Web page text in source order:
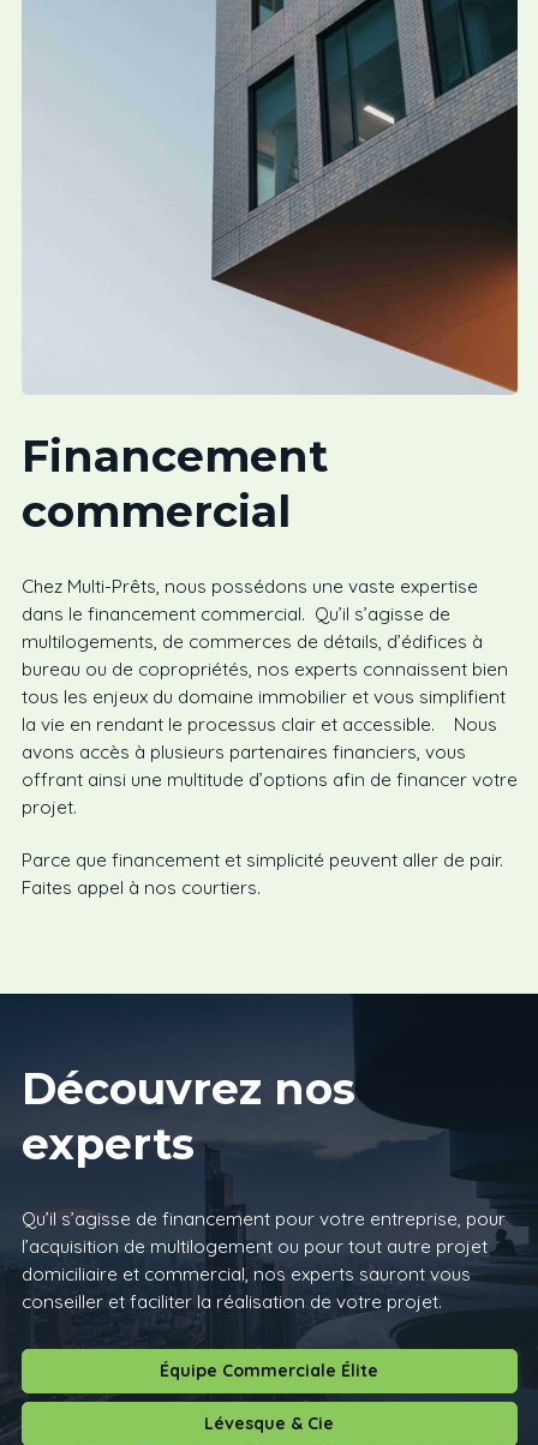
Financement
commercial
Chez Multi-Prêts, nous possédons une vaste expertise
dans le financement commercial. Qu’il s’agisse de
multilogements, de commerces de détails, d’édifices à
bureau ou de copropriétés, nos experts connaissent bien
tous les enjeux du domaine immobilier et vous simplifient
la vie en rendant le processus clair et accessible. Nous
avons accès à plusieurs partenaires financiers, vous
offrant ainsi une multitude d’options afin de financer votre
projet.
Parce que financement et simplicité peuvent aller de pair.
Faites appel à nos courtiers.
Découvrez nos
experts
Qu’il s’agisse de financement pour votre entreprise, pour
l’acquisition de multilogement ou pour tout autre projet
domiciliaire et commercial, nos experts sauront vous
conseiller et faciliter la réalisation de votre projet.
Équipe Commerciale Élite
Lévesque & Cie